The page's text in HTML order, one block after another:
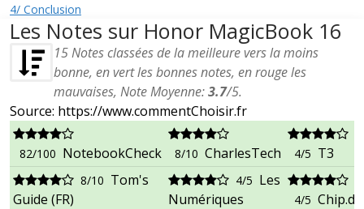
4/ Conclusion
Les Notes sur Honor MagicBook 16
15Notes classées de la meilleure vers la moins
bonne, en vert les bonnes notes, en rouge les
mauvaises, Note Moyenne:3.7/5.
Source: https://www.commentChoisir.fr
82/100 NotebookCheck 8/10 CharlesTech 4/5 T3
8/10 Tom's
Guide (FR)
4/5 Les
Numériques
4/5 Chip.de